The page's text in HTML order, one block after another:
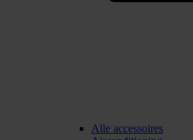
Alle accessoires